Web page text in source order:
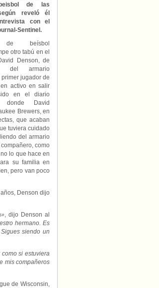
de las
reveló él
con el
Sentinel.
beísbol
otro tabú en el
Denson, de
del armario
jugador de
activo en salir
en el diario
donde David
Brewers, en
que acaban
tuviera cuidado
del armario
como
lo que hace en
su familia en
pero van poco
Denson dijo
, dijo Denson al
hermano. Es
siendo un
si estuviera
mis compañeros
de Wisconsin,